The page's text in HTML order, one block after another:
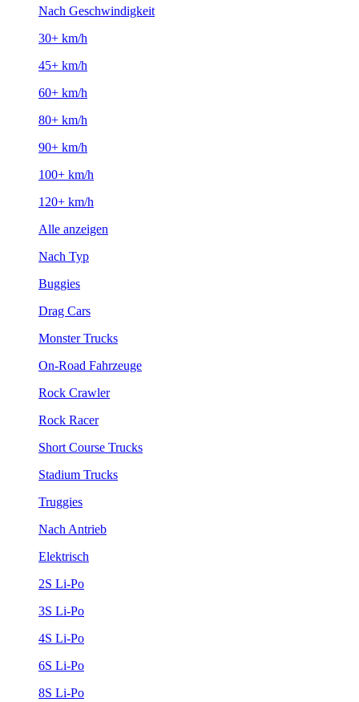
Nach Geschwindigkeit
30+ km/h
45+ km/h
60+ km/h
80+ km/h
90+ km/h
100+ km/h
120+ km/h
Alle anzeigen
Nach Typ
Buggies
Drag Cars
Monster Trucks
On-Road Fahrzeuge
Rock Crawler
Rock Racer
Short Course Trucks
Stadium Trucks
Truggies
Nach Antrieb
Elektrisch
2S Li-Po
3S Li-Po
4S Li-Po
6S Li-Po
8S Li-Po